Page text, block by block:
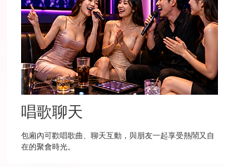
唱歌聊天
包廂內可歡唱歌曲、聊天互動，與朋友一起享受熱鬧又自
在的聚會時光。